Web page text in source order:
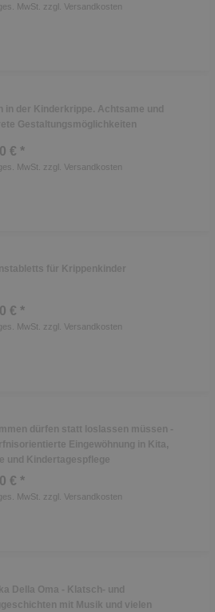
MwSt. zzgl. Versandkosten
in der Kinderkrippe. Achtsame und
Gestaltungsmöglichkeiten
€ *
MwSt. zzgl. Versandkosten
für Krippenkinder
€ *
MwSt. zzgl. Versandkosten
dürfen statt loslassen müssen -
Eingewöhnung in Kita,
und Kindertagespflege
€ *
MwSt. zzgl. Versandkosten
Della Oma - Klatsch- und
mit Musik und vielen